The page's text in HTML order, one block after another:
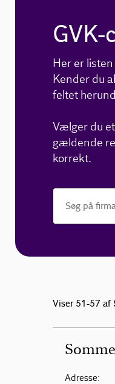
Her er
Kender du
feltet
Vælger du
gældende
korrekt.
Viser 51-57 af
Adresse: